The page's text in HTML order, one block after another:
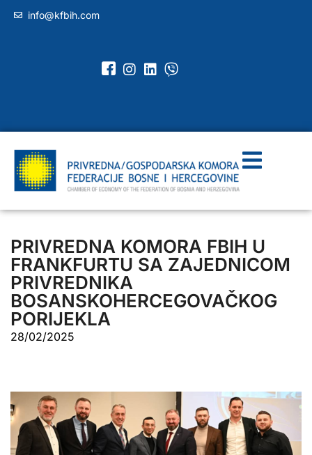
info@kfbih.com
PRIVREDNA KOMORA FBIH U
FRANKFURTU SA ZAJEDNICOM
PRIVREDNIKA
BOSANSKOHERCEGOVAČKOG
PORIJEKLA
28/02/2025